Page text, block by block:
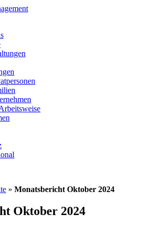
» Monatsbericht Oktober 2024
Oktober 2024